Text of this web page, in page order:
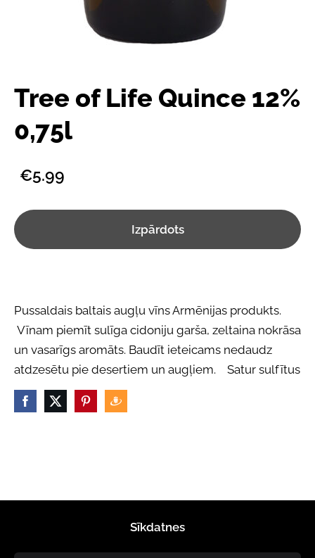
Tree of Life Quince 12%
0,75l
€5.99
Izpārdots
Pussaldais baltais augļu vīns Armēnijas produkts.
Vīnam piemīt sulīga cidoniju garša, zeltaina nokrāsa
un vasarīgs aromāts. Baudīt ieteicams nedaudz
atdzesētu pie desertiem un augļiem. Satur sulfītus
Sīkdatnes